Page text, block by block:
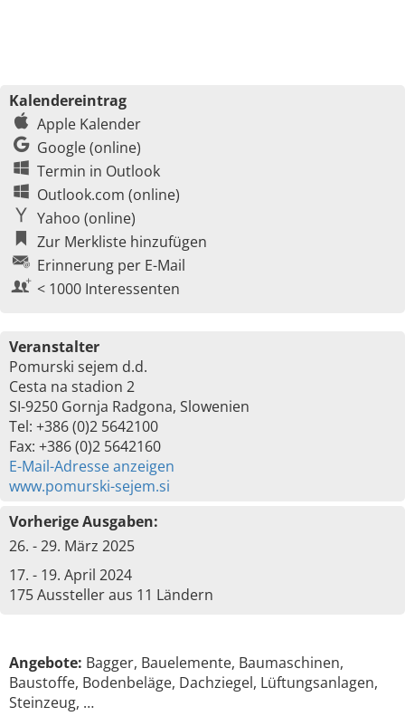
Kalendereintrag
Apple Kalender
Google (online)
Termin in Outlook
Outlook.com (online)
Yahoo (online)
Zur Merkliste hinzufügen
Erinnerung per E-Mail
< 1000 Interessenten
Veranstalter
Pomurski sejem d.d.
Cesta na stadion 2
SI-9250 Gornja Radgona, Slowenien
Tel: +386 (0)2 5642100
Fax: +386 (0)2 5642160
E-Mail-Adresse anzeigen
www.pomurski-sejem.si
Vorherige Ausgaben:
26. - 29. März 2025
17. - 19. April 2024
175 Aussteller aus 11 Ländern
Angebote: Bagger, Bauelemente, Baumaschinen,
Baustoffe, Bodenbeläge, Dachziegel, Lüftungsanlagen,
Steinzeug, …